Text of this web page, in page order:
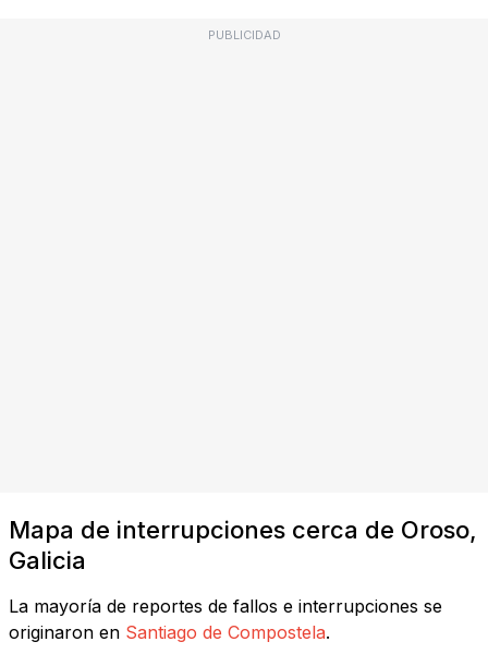
PUBLICIDAD
Mapa de interrupciones cerca de Oroso,
Galicia
La mayoría de reportes de fallos e interrupciones se
originaron en Santiago de Compostela.